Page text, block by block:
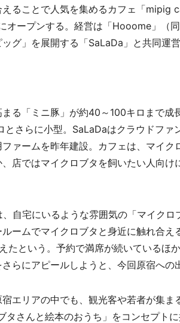
ることで人気を集めるカフェ「mipig
オープンする。経営は「Hooome」（
グ」を展開する「SaLaDa」と共同運営
る「ミニ豚」が約40～100キロまで成
さらに小型。SaLaDaはクラウドファ
ァームを昨年建設。カフェは、マイク
店ではマイクロブタを飼いたい人向け
自宅にいるような雰囲気の「マイクロ
ームでマイクロブタと身近に触れ合え
たという。予約で満席が続いているほ
らにアピールしようと、今回原宿への
エリアの中でも、観光客や若者が集ま
タさんと絵本のおうち」をコンセプト